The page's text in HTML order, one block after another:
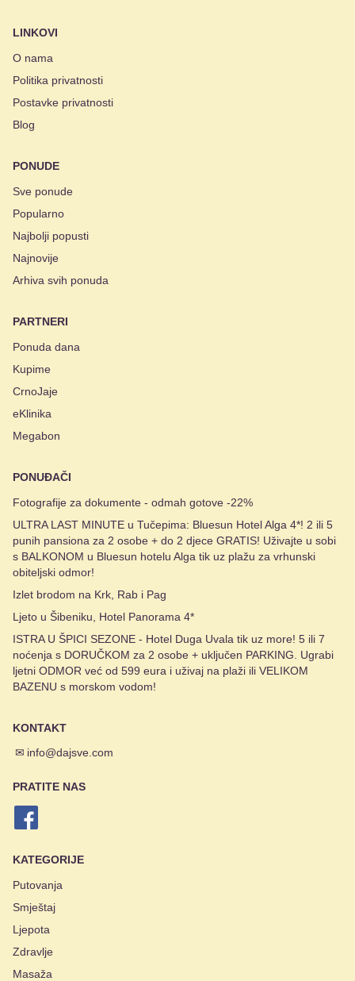
LINKOVI
O nama
Politika privatnosti
Postavke privatnosti
Blog
PONUDE
Sve ponude
Popularno
Najbolji popusti
Najnovije
Arhiva svih ponuda
PARTNERI
Ponuda dana
Kupime
CrnoJaje
eKlinika
Megabon
PONUĐAČI
Fotografije za dokumente - odmah gotove -22%
ULTRA LAST MINUTE u Tučepima: Bluesun Hotel Alga 4*! 2 ili 5
punih pansiona za 2 osobe + do 2 djece GRATIS! Uživajte u sobi
s BALKONOM u Bluesun hotelu Alga tik uz plažu za vrhunski
obiteljski odmor!
Izlet brodom na Krk, Rab i Pag
Ljeto u Šibeniku, Hotel Panorama 4*
ISTRA U ŠPICI SEZONE - Hotel Duga Uvala tik uz more! 5 ili 7
noćenja s DORUČKOM za 2 osobe + uključen PARKING. Ugrabi
ljetni ODMOR već od 599 eura i uživaj na plaži ili VELIKOM
BAZENU s morskom vodom!
KONTAKT
✉ info@dajsve.com
PRATITE NAS
KATEGORIJE
Putovanja
Smještaj
Ljepota
Zdravlje
Masaža